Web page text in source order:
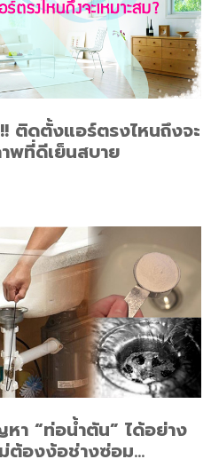
ติดตั้งแอร์ตรงไหนถึงจะ
พที่ดีเย็นสบาย
า “ท่อน้ำตัน” ได้อย่าง
ต้องง้อช่างซ่อม…